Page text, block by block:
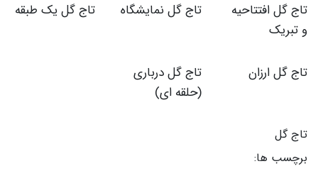
تاج گل افتتاحیه
و تبریک
تاج گل نمایشگاه تاج گل یک طبقه
تاج گل ارزان
تاج گل درباری
(حلقه ای)
تاج گل
برچسب ها: